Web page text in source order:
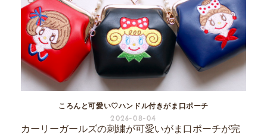
ころんと可愛い♡ハンドル付きがま口ポーチ
2026-08-04
カーリーガールズの刺繍が可愛いがま口ポーチが完